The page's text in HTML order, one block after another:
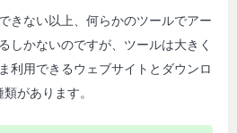
きない以上、何らかのツールでアー
しかないのですが、ツールは大きく
利用できるウェブサイトとダウンロ
があります。